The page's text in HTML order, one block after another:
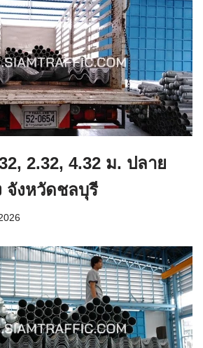
2.32, 4.32 ม. ปลาย
จังหวัดชลบุรี